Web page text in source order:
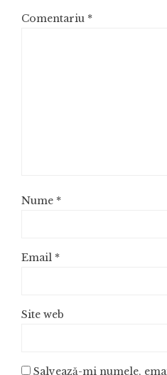
Comentariu *
Nume *
Email *
Site web
Salvează-mi numele,